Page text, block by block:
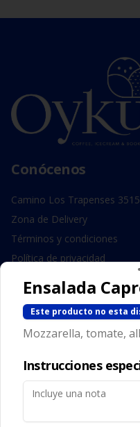
Conócenos
Camino Los Trapenses
Zona de Delivery
Términos y condiciones
Política de privacidad
Redes sociales
Instagram
Facebook
Mi cuenta
Ensalada
Este producto no esta
Mozzarella, tomate,
Instrucciones